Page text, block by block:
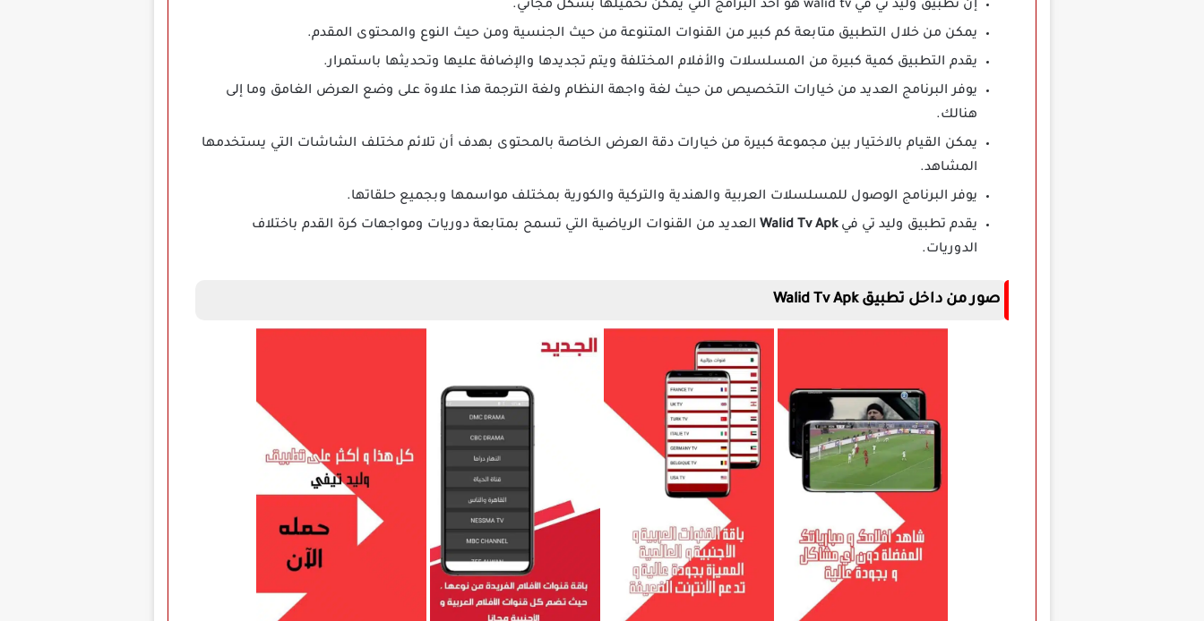
إن تطبيق وليد تي في walid tv هو أحد البرامج التي يمكن تحميلها بشكل مجاني.
يمكن من خلال التطبيق متابعة كم كبير من القنوات المتنوعة من حيث الجنسية ومن حيث النوع والمحتوى المقدم.
يقدم التطبيق كمية كبيرة من المسلسلات والأفلام المختلفة ويتم تجديدها والإضافة عليها وتحديثها باستمرار.
يوفر البرنامج العديد من خيارات التخصيص من حيث لغة واجهة النظام ولغة الترجمة هذا علاوة على وضع العرض الغامق وما إلى
هنالك.
يمكن القيام بالاختيار بين مجموعة كبيرة من خيارات دقة العرض الخاصة بالمحتوى بهدف أن تلائم مختلف الشاشات التي يستخدمها
المشاهد.
يوفر البرنامج الوصول للمسلسلات العربية والهندية والتركية والكورية بمختلف مواسمها وبجميع حلقاتها.
يقدم تطبيق وليد تي فيWalid Tv Apk العديد من القنوات الرياضية التي تسمح بمتابعة دوريات ومواجهات كرة القدم باختلاف
الدوريات.
صور من داخل تطبيق Walid Tv Apk